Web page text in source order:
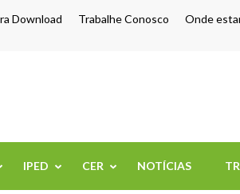
Download Trabalhe Conosco Onde
IPED CER NOTÍCIAS